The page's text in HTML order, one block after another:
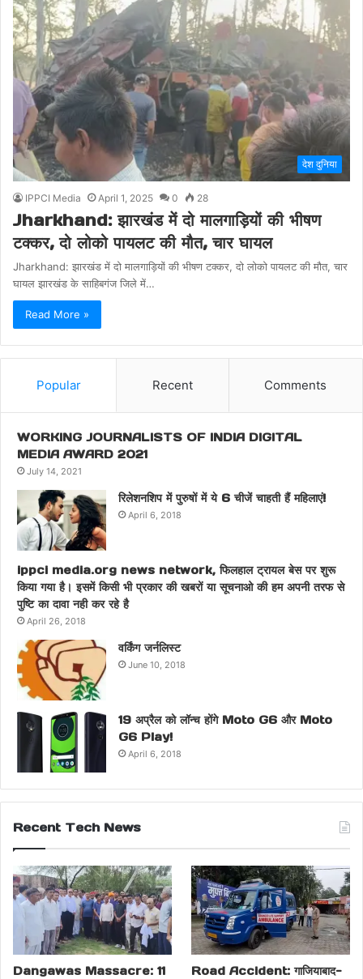
देश दुनिया
IPPCI Media April 1, 2025 0 28
Jharkhand: झारखंड में दो मालगाड़ियों की भीषण
टक्कर, दो लोको पायलट की मौत, चार घायल
Jharkhand: झारखंड में दो मालगाड़ियों की भीषण टक्कर, दो लोको पायलट की मौत, चार
घायल झारखंड के साहिबगंज जिले में…
Read More »
Popular Recent Comments
WORKING JOURNALISTS OF INDIA DIGITAL
MEDIA AWARD 2021
July 14, 2021
रिलेशनशिप में पुरुषों में ये 6 चीजें चाहती हैं महिलाएं!
April 6, 2018
ippci media.org news network, फिलहाल ट्रायल बेस पर शुरू
किया गया है। इसमें किसी भी प्रकार की खबरों या सूचनाओ की हम अपनी तरफ से
पुष्टि का दावा नही कर रहे है
April 26, 2018
वर्किंग जर्नलिस्ट
June 10, 2018
19 अप्रैल को लॉन्च होंगे Moto G6 और Moto
G6 Play!
April 6, 2018
Recent Tech News
Dangawas Massacre: 11
Road Accident: गाजियाबाद-